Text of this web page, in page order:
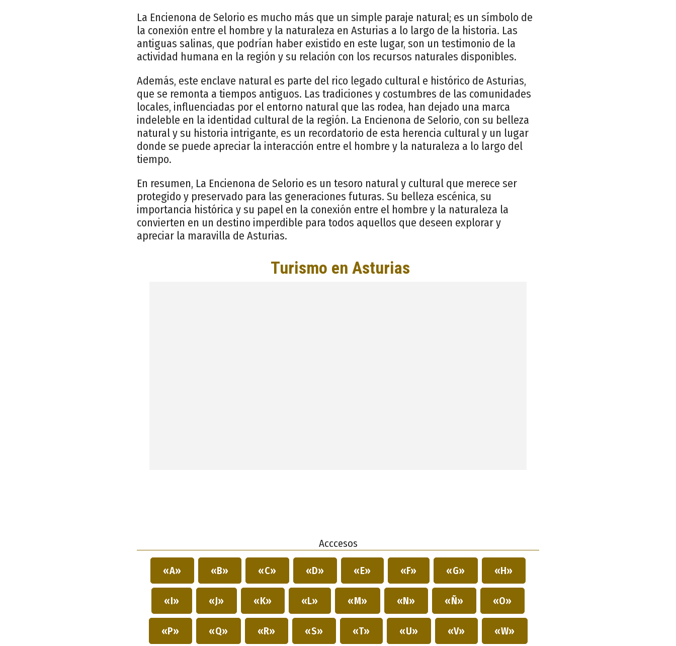
La Encienona de Selorio es mucho más que un simple paraje natural; es un símbolo de
la conexión entre el hombre y la naturaleza en Asturias a lo largo de la historia. Las
antiguas salinas, que podrían haber existido en este lugar, son un testimonio de la
actividad humana en la región y su relación con los recursos naturales disponibles.
Además, este enclave natural es parte del rico legado cultural e histórico de Asturias,
que se remonta a tiempos antiguos. Las tradiciones y costumbres de las comunidades
locales, influenciadas por el entorno natural que las rodea, han dejado una marca
indeleble en la identidad cultural de la región. La Encienona de Selorio, con su belleza
natural y su historia intrigante, es un recordatorio de esta herencia cultural y un lugar
donde se puede apreciar la interacción entre el hombre y la naturaleza a lo largo del
tiempo.
En resumen, La Encienona de Selorio es un tesoro natural y cultural que merece ser
protegido y preservado para las generaciones futuras. Su belleza escénica, su
importancia histórica y su papel en la conexión entre el hombre y la naturaleza la
convierten en un destino imperdible para todos aquellos que deseen explorar y
apreciar la maravilla de Asturias.
Acccesos
«A» «B» «C» «D» «E» «F» «G» «H»
«I» «J» «K» «L» «M» «N» «Ñ» «O»
«P» «Q» «R» «S» «T» «U» «V» «W»